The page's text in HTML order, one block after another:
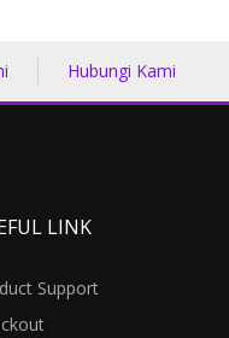
Hubungi Kami
LINK
Support